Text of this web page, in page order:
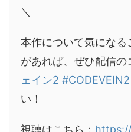
＼
本作について気になる
があれば、ぜひ配信の
ェイン2 #CODEVEIN2
い！